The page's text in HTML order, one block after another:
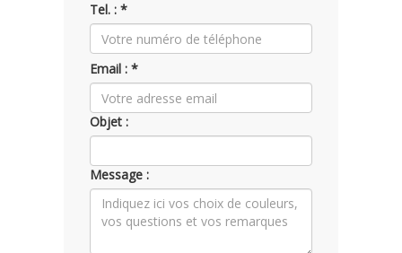
Tel. : *
Email : *
Objet :
Message :